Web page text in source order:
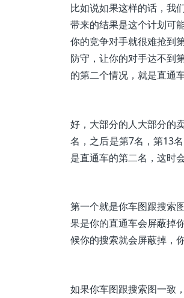
比如说如果这样的话，我
带来的结果是这个计划可
你的竞争对手就很难抢到
防守，让你的对手达不到
的第二个情况，就是直通
好，大部分的人大部分的
名，之后是第7名，第13
是直通车的第二名，这时
第一个就是你车图跟搜索
果是你的直通车会屏蔽掉
候你的搜索就会屏蔽掉，
如果你车图跟搜索图一致